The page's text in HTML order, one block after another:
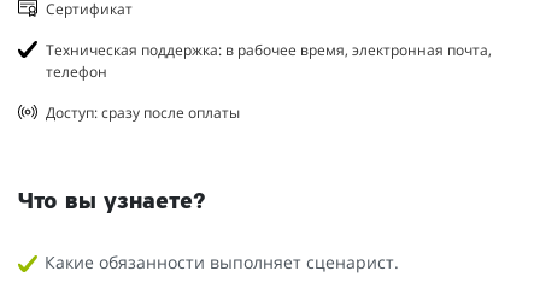
Сертификат
Техническая поддержка: в рабочее время, электронная почта,
телефон
Доступ: сразу после оплаты
Что вы узнаете?
Какие обязанности выполняет сценарист.